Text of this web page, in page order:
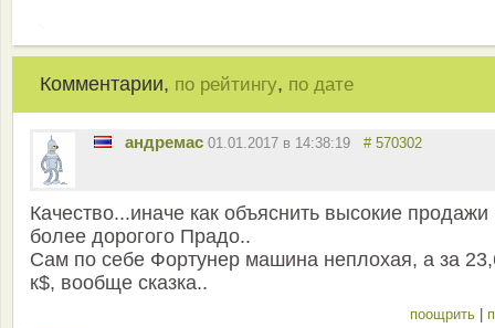
Комментарии, по рейтингу, по дате
андремас 01.01.2017 в 14:38:19 # 570302
Качество...иначе как объяснить высокие продажи
более дорогого Прадо..
Сам по себе Фортунер машина неплохая, а за
к$, вообще сказка..
поощрить